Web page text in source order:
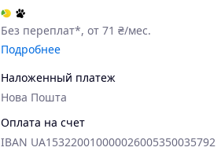
Без переплат*, от 71 ₴/мес.
Подробнее
Наложенный платеж
Нова Пошта
Оплата на счет
IBAN UA153220010000026005350035792